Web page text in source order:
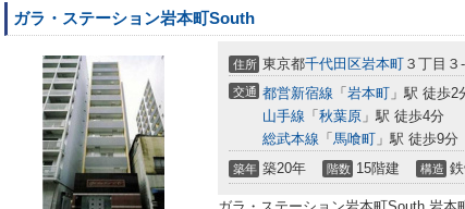
ガラ・ステーション岩本町South
住所 東京都千代田区岩本町 ３丁目３
交通 都営新宿線 「 岩本町 」駅 徒歩2
山手線 「 秋葉原 」駅 徒歩4分
総武本線 「 馬喰町 」駅 徒歩9分
築年 築20年 階数 15階建 構造